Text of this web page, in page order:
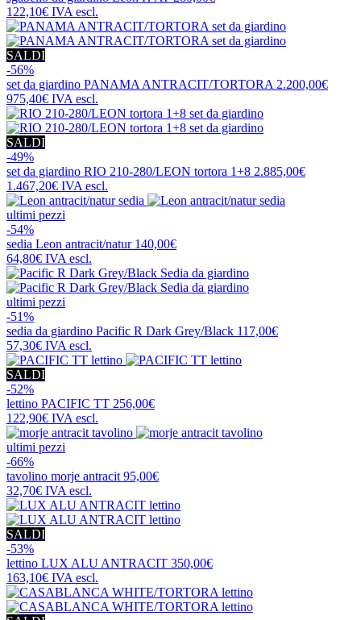
122,10€ IVA escl.
SALDI
-56%
set da giardino PANAMA ANTRACIT/TORTORA 2.200,00€
975,40€ IVA escl.
SALDI
-49%
set da giardino RIO 210-280/LEON tortora 1+8 2.885,00€
1.467,20€ IVA escl.
ultimi pezzi
-54%
sedia Leon antracit/natur 140,00€
64,80€ IVA escl.
ultimi pezzi
-51%
sedia da giardino Pacific R Dark Grey/Black 117,00€
57,30€ IVA escl.
SALDI
-52%
lettino PACIFIC TT 256,00€
122,90€ IVA escl.
ultimi pezzi
-66%
tavolino morje antracit 95,00€
32,70€ IVA escl.
SALDI
-53%
lettino LUX ALU ANTRACIT 350,00€
163,10€ IVA escl.